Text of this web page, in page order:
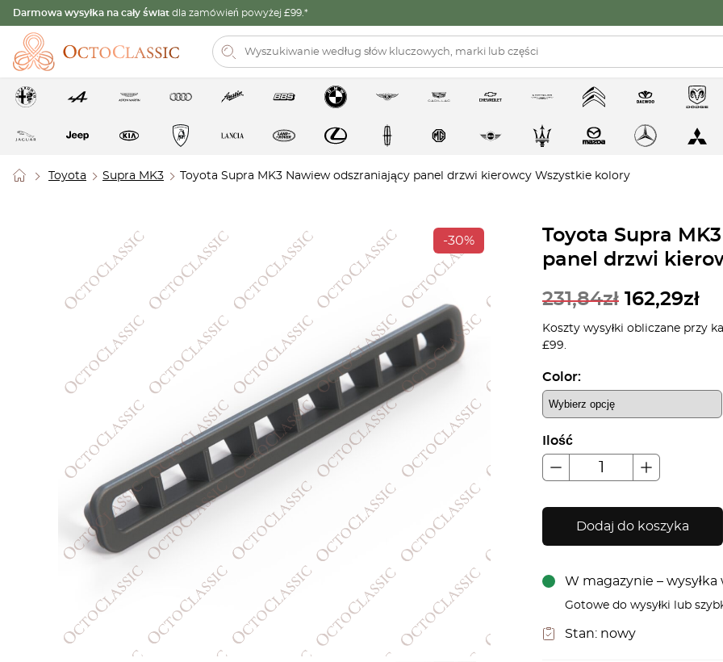
Darmowa wysyłka na cały świat dla zamówień powyżej £99.*
Toyota Supra MK3 Toyota Supra MK3 Nawiew odszraniający panel drzwi kierowcy Wszystkie kolory
-30%
Toyota Supra
panel drzwi
231,84zł 162,29zł
Koszty wysyłki obliczane przy
£99.
Color:
Ilość
Dodaj do koszyka
W magazynie – wysyłka
Gotowe do wysyłki lub
Stan: nowy